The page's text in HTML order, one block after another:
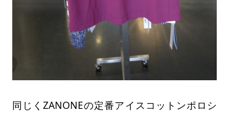
同じくZANONEの定番アイスコットンポロシ